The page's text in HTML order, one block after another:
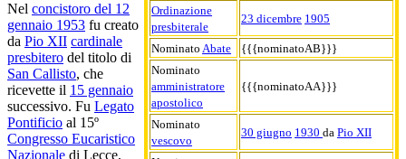
Ordinazione
presbiterale
23 dicembre 1905
Nominato Abate
{{{nominatoAB}}}
Nominato
amministratore
apostolico
{{{nominatoAA}}}
Nominato
vescovo
30 giugno 1930 da Pio XII
Nel concistoro del 12
gennaio 1953 fu creato
da Pio XII cardinale
presbitero del titolo di
San Callisto, che
ricevette il 15 gennaio
successivo. Fu Legato
Pontificio al 15º
Congresso Eucaristico
Nazionale di Lecce,